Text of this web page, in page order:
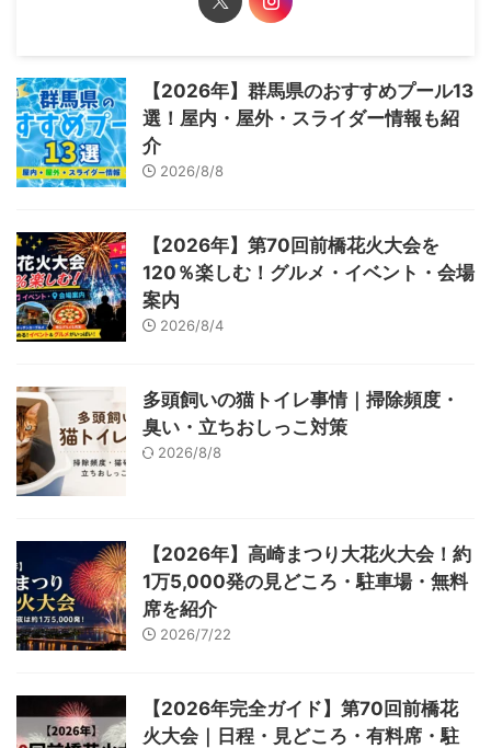
【2026年】群馬県のおすすめプール13
選！屋内・屋外・スライダー情報も紹
介
2026/8/8
【2026年】第70回前橋花火大会を
120％楽しむ！グルメ・イベント・会場
案内
2026/8/4
多頭飼いの猫トイレ事情｜掃除頻度・
臭い・立ちおしっこ対策
2026/8/8
【2026年】高崎まつり大花火大会！約
1万5,000発の見どころ・駐車場・無料
席を紹介
2026/7/22
【2026年完全ガイド】第70回前橋花
火大会｜日程・見どころ・有料席・駐